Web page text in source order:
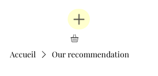
Accueil Our recommendation